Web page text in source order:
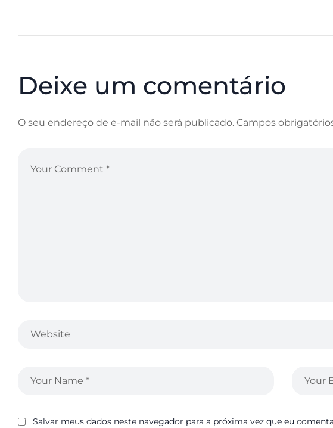
Deixe um comentário
O seu endereço de e-mail não será publicado. Campos
Salvar meus dados neste navegador para a próxima vez que eu